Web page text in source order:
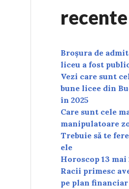
recente
Broșura de
liceu a fost
Vezi care sunt
bune licee din
în 2025
Care sunt cele
manipulatoare
Trebuie să te
ele
Horoscop 13 mai
Racii primesc
pe plan financiar